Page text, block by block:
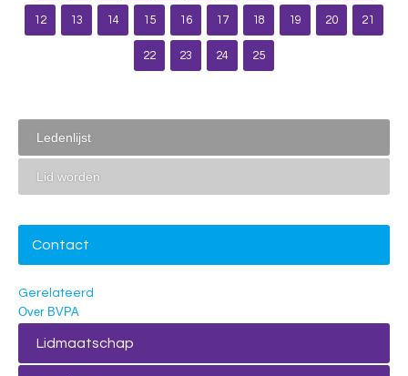
12 13 14 15 16 17 18 19 20 21
22 23 24 25
Ledenlijst
Lid worden
Contact
Gerelateerd
Over BVPA
Lidmaatschap